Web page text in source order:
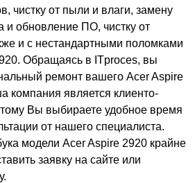
чистку от пыли и влаги, замену
и обновление ПО, чистку от
и с нестандартными поломками
Обращаясь в ITproces, вы
ремонт вашего Acer Aspire
компания является клиенто-
Вы выбираете удобное время
от нашего специалиста.
модели Acer Aspire 2920 крайне
заявку на сайте или